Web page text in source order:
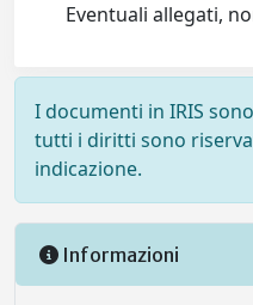
Eventuali allegati,
I documenti in IRIS
tutti i diritti sono
indicazione.
Informazioni